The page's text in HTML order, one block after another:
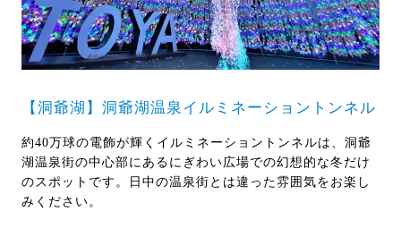
【洞爺湖】洞爺湖温泉イルミネーショントンネル
約40万球の電飾が輝くイルミネーショントンネルは、洞爺
湖温泉街の中心部にあるにぎわい広場での幻想的な冬だけ
のスポットです。日中の温泉街とは違った雰囲気をお楽し
みください。